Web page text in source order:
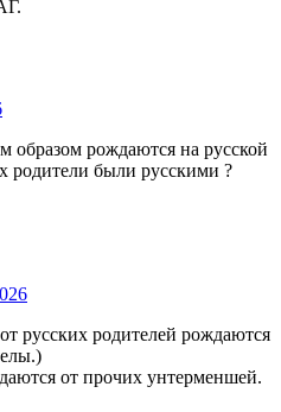
рождаются на русской
родители были русскими ?
русских родителей рождаются
от прочих унтерменшей.